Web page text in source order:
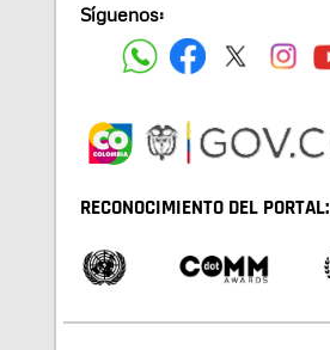
Síguenos:
RECONOCIMIENTO DEL PORTAL: